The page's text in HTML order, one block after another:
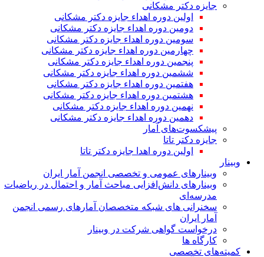
جایزه دکتر مشکانی
اولین دوره اهداء جایزه دکتر مشکانی
دومین دوره اهداء جایزه دکتر مشکانی
سومین دوره اهداء جایزه دکتر مشکانی
چهارمین دوره اهداء جایزه دکتر مشکانی
پنجمین دوره اهداء جایزه دکتر مشکانی
ششمین دوره اهداء جایزه دکتر مشکانی
هفتمین دوره اهداء جایزه دکتر مشکانی
هشتمین دوره اهداء جایزه دکتر مشکانی
نهمین دوره اهداء جایزه دکتر مشکانی
دهمین دوره اهداء جایزه دکتر مشکانی
پیشکسوت‌های آمار
جایزه دکتر تاتا
اولین دوره اهدا جایزه دکتر تاتا
وبینار
وبینارهای عمومی و تخصصی انجمن آمار ایران
وبینارهای دانش‌افزایی مباحث آمار و احتمال در ریاضیات
مدرسه‌ای
سخنرانی های شبکه متخصصان آمارهای رسمی انجمن
آمار ایران
درخواست گواهی شرکت در وبینار
کارگاه ها
کمیته‌های تخصصی